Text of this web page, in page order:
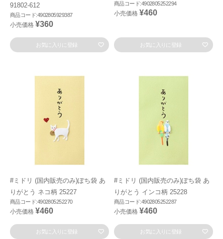
91802-612
商品コード:4902805929387
小売価格 ¥360
お気に入りに登録
商品コード:4902805252294
小売価格 ¥460
お気に入りに登録
#ミドリ (国内販売のみ)ぽち袋 あ
りがとう ネコ柄 25227
商品コード:4902805252270
小売価格 ¥460
お気に入りに登録
#ミドリ (国内販売のみ)ぽち袋 あ
りがとう インコ柄 25228
商品コード:4902805252287
小売価格 ¥460
お気に入りに登録